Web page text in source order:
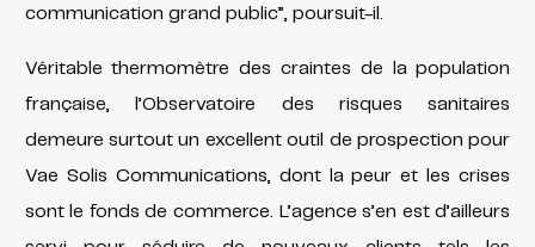
communication grand public”, poursuit-il.
Véritable thermomètre des craintes de la population
française, l’Observatoire des risques sanitaires
demeure surtout un excellent outil de prospection pour
Vae Solis Communications, dont la peur et les crises
sont le fonds de commerce. L’agence s’en est d’ailleurs